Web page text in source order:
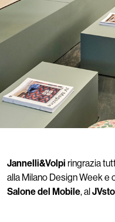
Jannelli&Volpi ringrazia
alla Milano Design Week e
Salone del Mobile, al